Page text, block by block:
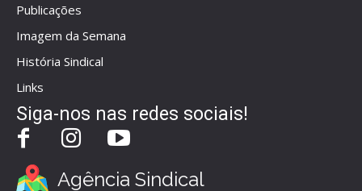
Publicações
Imagem da Semana
História Sindical
Links
Siga-nos nas redes sociais!
Agência Sindical